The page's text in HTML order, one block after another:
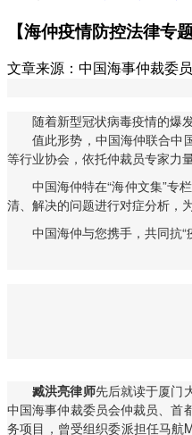
【海仲疫情防控法律专
文章来源：中国海事仲裁委
随着新型冠状病毒疫情的爆发
值此形势，中国海仲联合中
等行业协会，依托仲裁员专家力
中国海仲特在“海仲文集”专
清、解决的问题进行对症分析，
中国海仲与您携手，共同抗“
臧洪亮律师先后就读于厦门
中国海事仲裁委员会仲裁员、首
务项目，曾受组织委派担任马航